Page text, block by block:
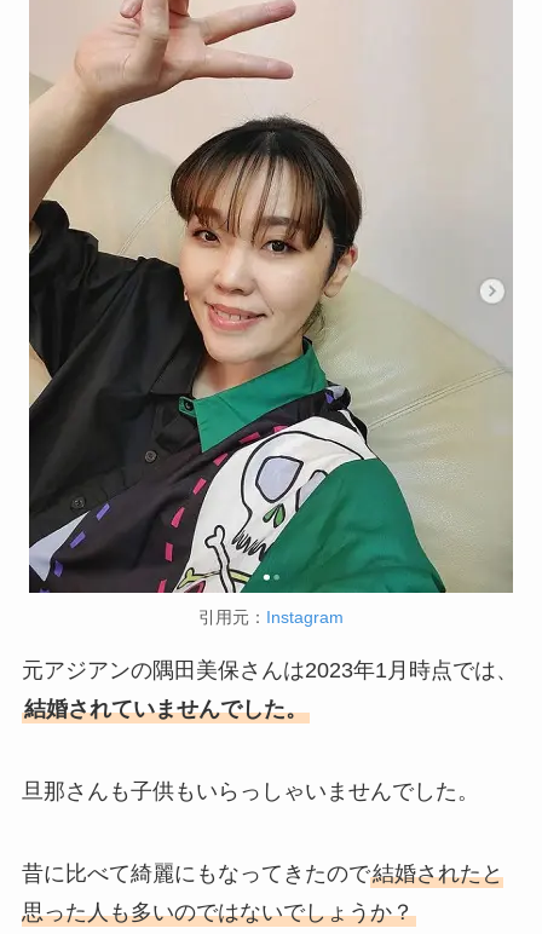
引用元： Instagram
元アジアンの隅田美保さんは2023年1月時点では、
結婚されていませんでした。
旦那さんも子供もいらっしゃいませんでした。
昔に比べて綺麗にもなってきたので結婚されたと
思った人も多いのではないでしょうか？